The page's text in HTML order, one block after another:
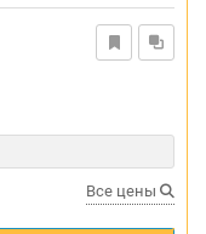
Все цены